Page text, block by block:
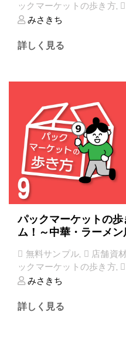
ックマーケットの歩き方,
みさきち
詳しく見る
パックマーケットの
ム！～中華・ラーメン
無料サンプル, 店舗資
ックマーケットの歩き方,
みさきち
詳しく見る